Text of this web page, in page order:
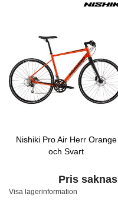
Nishiki Pro Air Herr Orange
och Svart
Pris saknas
Visa lagerinformation